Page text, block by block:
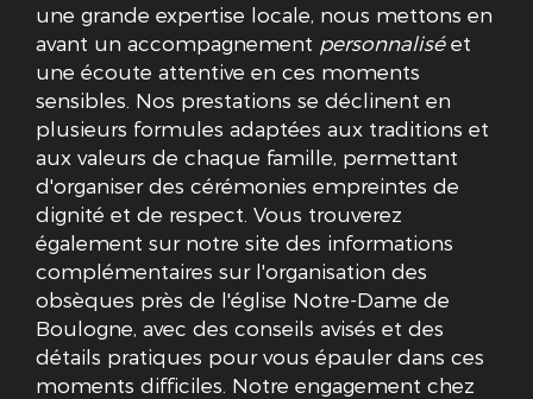
une grande expertise locale, nous mettons en
avant un accompagnement personnaliséet
une écoute attentive en ces moments
sensibles. Nos prestations se déclinent en
plusieurs formules adaptées aux traditions et
aux valeurs de chaque famille, permettant
d'organiser des cérémonies empreintes de
dignité et de respect. Vous trouverez
également sur notre site des informations
complémentaires sur l'organisation des
obsèques près de l'église Notre-Dame de
Boulogne, avec des conseils avisés et des
détails pratiques pour vous épauler dans ces
moments difficiles. Notre engagement chez